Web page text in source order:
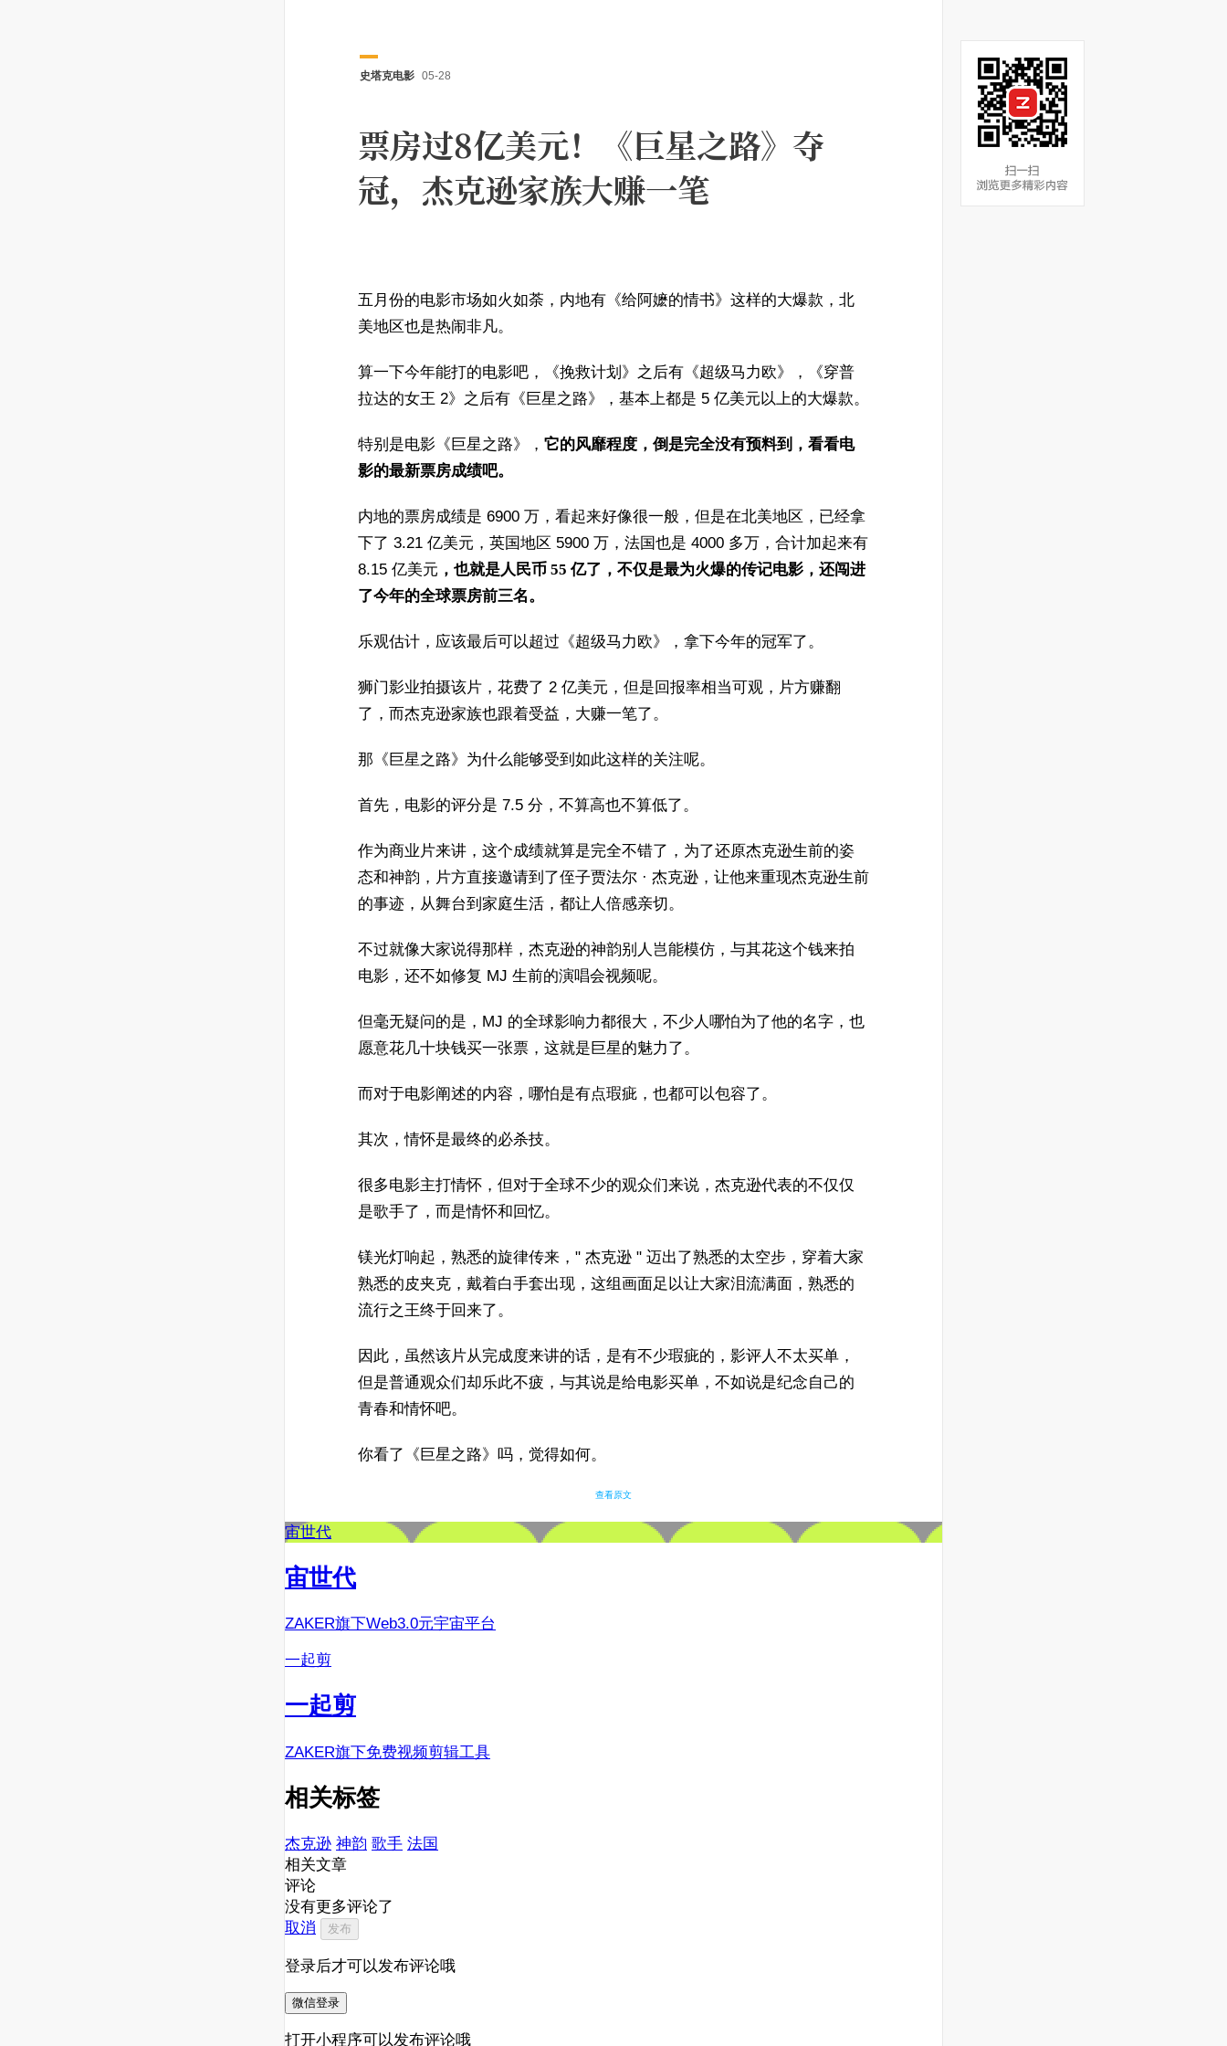
史塔克电影 05-28
票房过8亿美元！《巨星之路》夺
冠，杰克逊家族大赚一笔
五月份的电影市场如火如荼，内地有《给阿嬷的情书》这样的大爆款，北
美地区也是热闹非凡。
算一下今年能打的电影吧，《挽救计划》之后有《超级马力欧》，《穿普
拉达的女王 2》之后有《巨星之路》，基本上都是 5 亿美元以上的大爆款。
特别是电影《巨星之路》， 它的风靡程度，倒是完全没有预料到，看看电
影的最新票房成绩吧。
内地的票房成绩是 6900 万，看起来好像很一般，但是在北美地区，已经拿
下了 3.21 亿美元，英国地区 5900 万，法国也是 4000 多万，合计加起来有
8.15 亿美元 ，也就是人民币 55 亿了，不仅是最为火爆的传记电影，还闯进
了今年的全球票房前三名。
乐观估计，应该最后可以超过《超级马力欧》，拿下今年的冠军了。
狮门影业拍摄该片，花费了 2 亿美元，但是回报率相当可观，片方赚翻
了，而杰克逊家族也跟着受益，大赚一笔了。
那《巨星之路》为什么能够受到如此这样的关注呢。
首先，电影的评分是 7.5 分，不算高也不算低了。
作为商业片来讲，这个成绩就算是完全不错了，为了还原杰克逊生前的姿
态和神韵，片方直接邀请到了侄子贾法尔 · 杰克逊，让他来重现杰克逊生前
的事迹，从舞台到家庭生活，都让人倍感亲切。
不过就像大家说得那样，杰克逊的神韵别人岂能模仿，与其花这个钱来拍
电影，还不如修复 MJ 生前的演唱会视频呢。
但毫无疑问的是，MJ 的全球影响力都很大，不少人哪怕为了他的名字，也
愿意花几十块钱买一张票，这就是巨星的魅力了。
而对于电影阐述的内容，哪怕是有点瑕疵，也都可以包容了。
其次，情怀是最终的必杀技。
很多电影主打情怀，但对于全球不少的观众们来说，杰克逊代表的不仅仅
是歌手了，而是情怀和回忆。
镁光灯响起，熟悉的旋律传来，" 杰克逊 " 迈出了熟悉的太空步，穿着大家
熟悉的皮夹克，戴着白手套出现，这组画面足以让大家泪流满面，熟悉的
流行之王终于回来了。
因此，虽然该片从完成度来讲的话，是有不少瑕疵的，影评人不太买单，
但是普通观众们却乐此不疲，与其说是给电影买单，不如说是纪念自己的
青春和情怀吧。
你看了《巨星之路》吗，觉得如何。
查看原文
宙世代
宙世代
ZAKER旗下Web3.0元宇宙平台
一起剪
一起剪
ZAKER旗下免费视频剪辑工具
相关标签
杰克逊 神韵 歌手 法国
相关文章
评论
没有更多评论了
取消
发布
登录后才可以发布评论哦
微信登录
打开小程序可以发布评论哦